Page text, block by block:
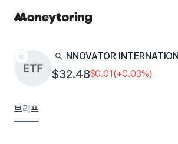
star search INNOVATOR
$32.48$0.01(+0.03%)
브리프